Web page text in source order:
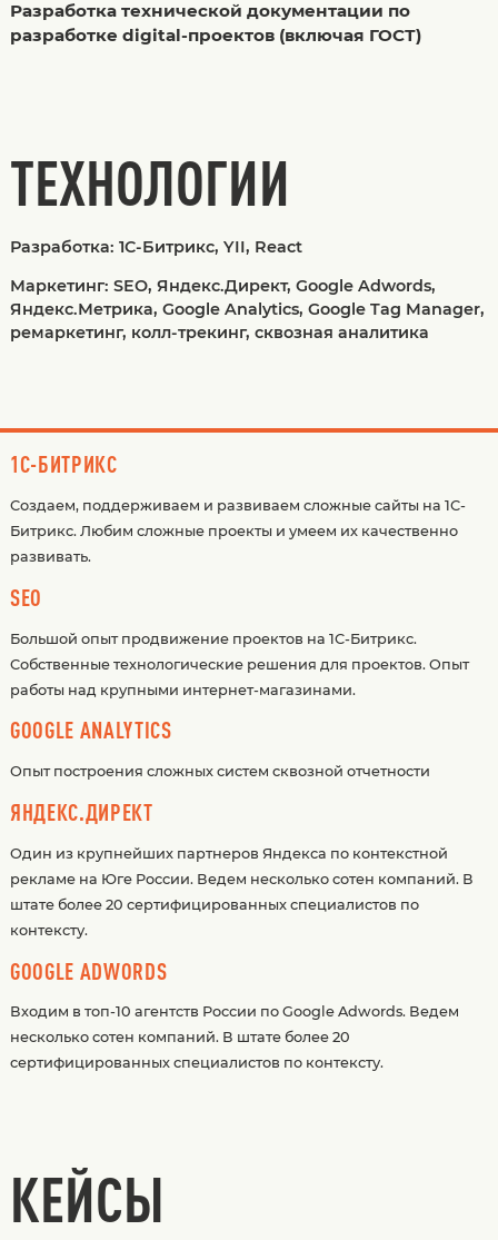
Разработка технической документации по
разработке digital-проектов (включая ГОСТ)
ТЕХНОЛОГИИ
Разработка: 1C-Битрикс, YII, React
Маркетинг: SEO, Яндекс.Директ, Google Adwords,
Яндекс.Метрика, Google Analytics, Google Tag Manager,
ремаркетинг, колл-трекинг, сквозная аналитика
1C-БИТРИКС
Создаем, поддерживаем и развиваем сложные сайты на 1С-
Битрикс. Любим сложные проекты и умеем их качественно
развивать.
SEO
Большой опыт продвижение проектов на 1С-Битрикс.
Собственные технологические решения для проектов. Опыт
работы над крупными интернет-магазинами.
GOOGLE ANALYTICS
Опыт построения сложных систем сквозной отчетности
ЯНДЕКС.ДИРЕКТ
Один из крупнейших партнеров Яндекса по контекстной
рекламе на Юге России. Ведем несколько сотен компаний. В
штате более 20 сертифицированных специалистов по
контексту.
GOOGLE ADWORDS
Входим в топ-10 агентств России по Google Adwords. Ведем
несколько сотен компаний. В штате более 20
сертифицированных специалистов по контексту.
КЕЙСЫ